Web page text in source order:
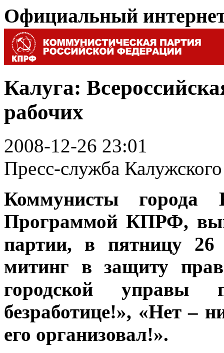
Официальный
Калуга:
рабочих
2008-12-26 23:01
Пресс-служба
Коммунисты города
Программой КПРФ,
партии, в пятницу 26
митинг в защиту
городской
безработице!», «Нет –
его организовал!».